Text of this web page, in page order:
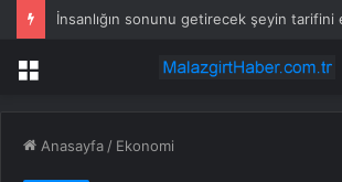
Menü
Anasayfa / Ekonomi